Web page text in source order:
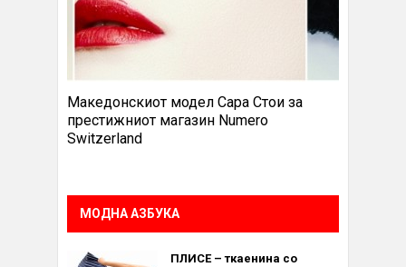
Македонскиот модел Сара Стои за
престижниот магазин Numero
Switzerland
МОДНА АЗБУКА
ПЛИСЕ – ткаенина со